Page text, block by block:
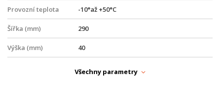
Provozní teplota -10°až +50°C
Šířka (mm) 290
Výška (mm) 40
PARAMETRY ETHERNETVšechny parametry